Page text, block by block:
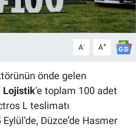
A- A+
önde gelen
Lojistik’e toplam 100 adet
L teslimatı
Düzce’de Hasmer